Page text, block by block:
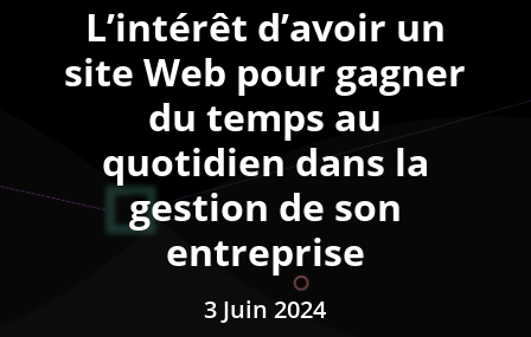
L’intérêt d’avoir un
site Web pour gagner
du temps au
quotidien dans la
gestion de son
entreprise
3 Juin 2024